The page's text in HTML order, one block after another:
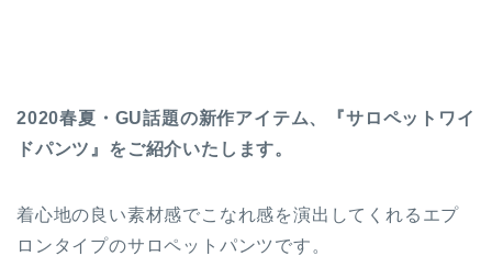
2020春夏・GU話題の新作アイテム、『サロペットワイ
ドパンツ』をご紹介いたします。
着心地の良い素材感でこなれ感を演出してくれるエプ
ロンタイプのサロペットパンツです。